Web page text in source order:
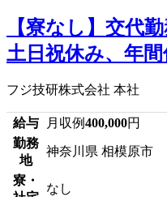
【寮なし】交代
土日祝休み、年間
フジ技研株式会社 本社
給与 月収例400,000円
勤務
地
神奈川県 相模原市
寮・
なし